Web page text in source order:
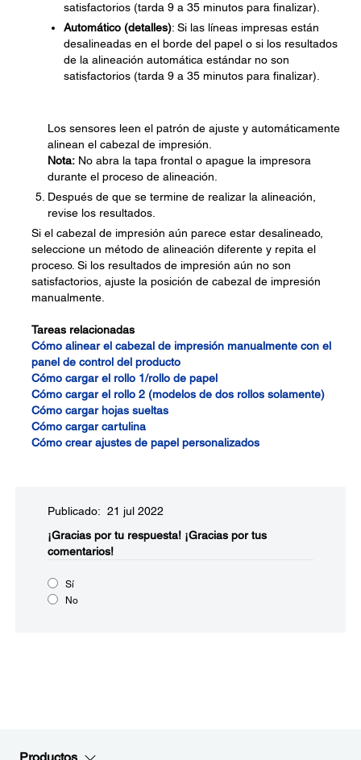
satisfactorios (tarda 9 a 35 minutos para finalizar).
Automático (detalles): Si las líneas impresas están
desalineadas en el borde del papel o si los resultados
de la alineación automática estándar no son
satisfactorios (tarda 9 a 35 minutos para finalizar).
Los sensores leen el patrón de ajuste y automáticamente
alinean el cabezal de impresión.
Nota: No abra la tapa frontal o apague la impresora
durante el proceso de alineación.
Después de que se termine de realizar la alineación,
revise los resultados.
Si el cabezal de impresión aún parece estar desalineado,
seleccione un método de alineación diferente y repita el
proceso. Si los resultados de impresión aún no son
satisfactorios, ajuste la posición de cabezal de impresión
manualmente.
Tareas relacionadas
Cómo alinear el cabezal de impresión manualmente con el
panel de control del producto
Cómo cargar el rollo 1/rollo de papel
Cómo cargar el rollo 2 (modelos de dos rollos solamente)
Cómo cargar hojas sueltas
Cómo cargar cartulina
Cómo crear ajustes de papel personalizados
Publicado: 21 jul 2022
¡Gracias por tu respuesta! ¡Gracias por tus
comentarios!
Sí
No